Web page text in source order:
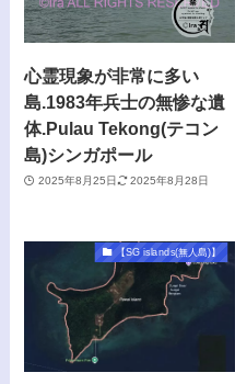
心霊現象が非常に多い
島.1983年兵士の無惨な遺
体.Pulau Tekong(テコン
島)シンガポール
2025年8月25日 2025年8月28日
【SG islands(無人島)】